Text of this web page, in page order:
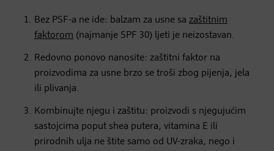
Bez PSF-a ne ide: balzam za usne sa zaštitnim
faktorom (najmanje SPF 30) ljeti je neizostavan.
Redovno ponovo nanosite: zaštitni faktor na
proizvodima za usne brzo se troši zbog pijenja, jela
ili plivanja.
Kombinujte njegu i zaštitu: proizvodi s njegujućim
sastojcima poput shea putera, vitamina E ili
prirodnih ulja ne štite samo od UV-zraka, nego i